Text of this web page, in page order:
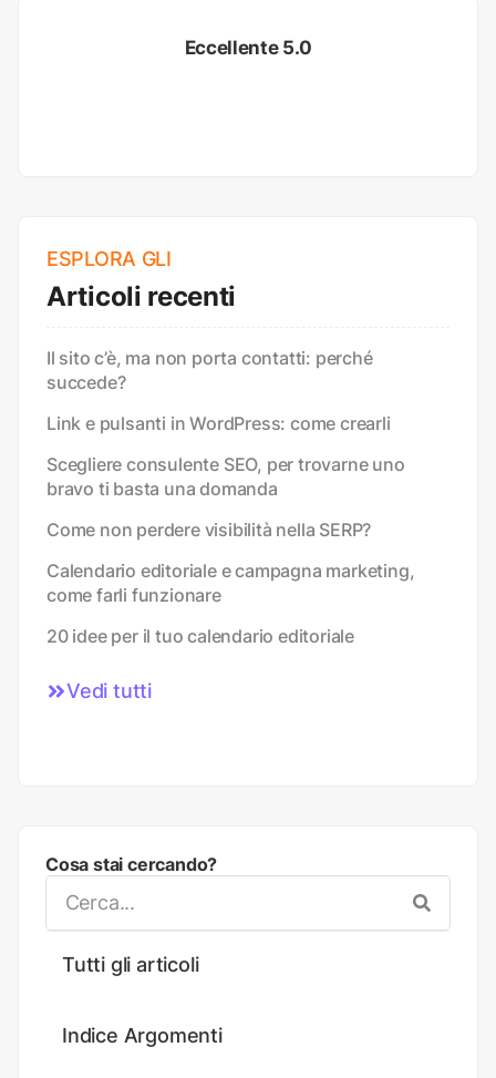
Eccellente 5.0
ESPLORA GLI
Articoli recenti
Il sito c’è, ma non porta contatti: perché
succede?
Link e pulsanti in WordPress: come crearli
Scegliere consulente SEO, per trovarne uno
bravo ti basta una domanda
Come non perdere visibilità nella SERP?
Calendario editoriale e campagna marketing,
come farli funzionare
20 idee per il tuo calendario editoriale
Vedi tutti
Cosa stai cercando?
Tutti gli articoli
Indice Argomenti